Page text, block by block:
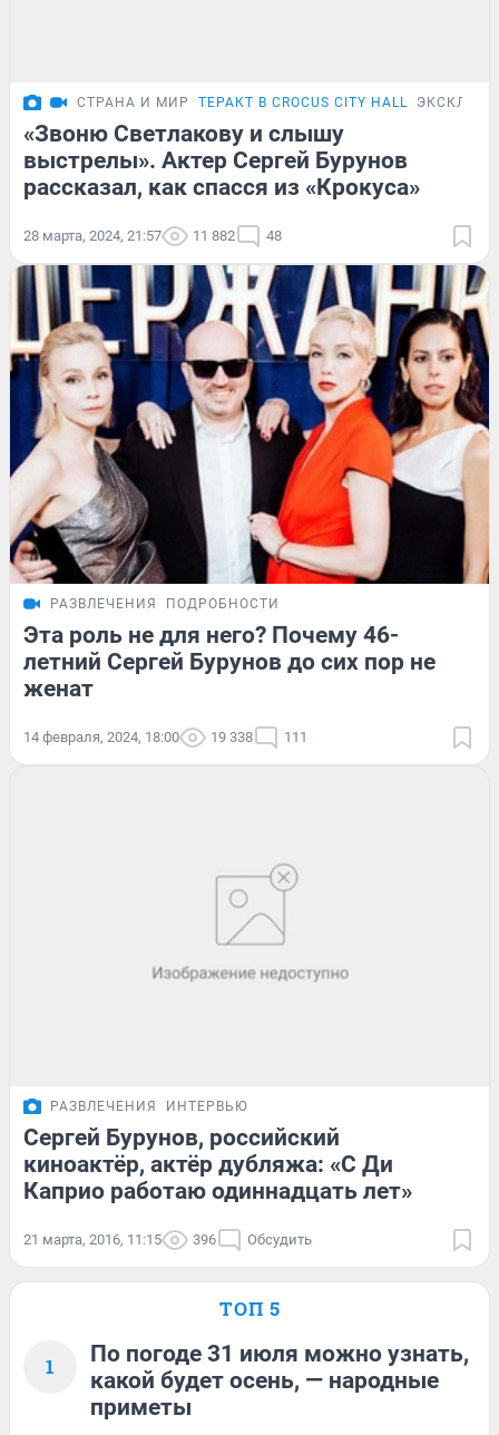
СТРАНА И МИР ТЕРАКТ В CROCUS CITY HALL
«Звоню Светлакову и слышу
выстрелы». Актер Сергей Бурунов
рассказал, как спасся из «Крокуса»
28 марта, 2024, 21:57 11 882 48
РАЗВЛЕЧЕНИЯ ПОДРОБНОСТИ
Эта роль не для него? Почему 46-
летний Сергей Бурунов до сих пор не
женат
14 февраля, 2024, 18:00 19 338 111
РАЗВЛЕЧЕНИЯ ИНТЕРВЬЮ
Сергей Бурунов, российский
киноактёр, актёр дубляжа: «С Ди
Каприо работаю одиннадцать лет»
21 марта, 2016, 11:15 396 Обсудить
ТОП 5
1
По погоде 31 июля можно узнать,
какой будет осень, — народные
приметы